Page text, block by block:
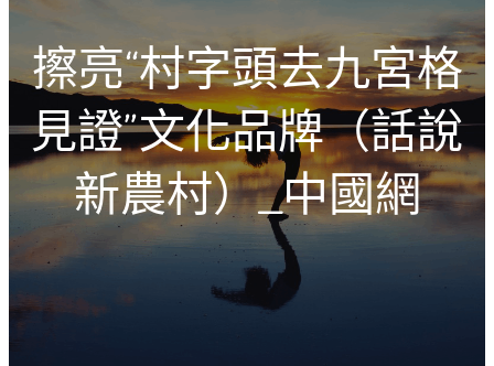
擦亮“村字頭去九宮格
見證”文化品牌（話說
新農村）_中國網